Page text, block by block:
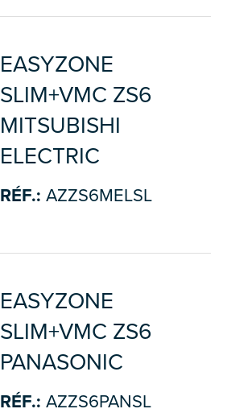
EASYZONE
SLIM+VMC ZS6
MITSUBISHI
ELECTRIC
RÉF.: AZZS6MELSL
EASYZONE
SLIM+VMC ZS6
PANASONIC
RÉF.: AZZS6PANSL